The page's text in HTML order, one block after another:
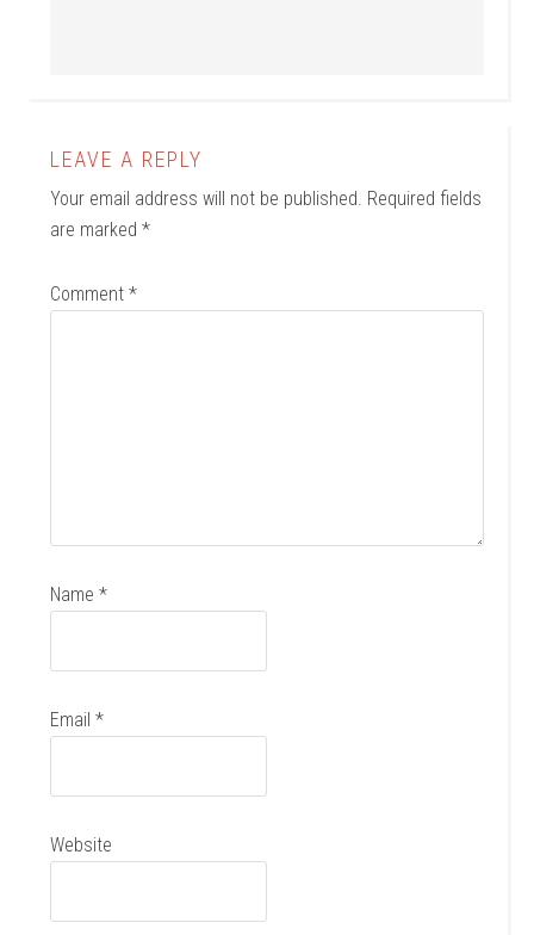
LEAVE A REPLY
Your email address will not be published. Required fields
are marked*
Comment*
Name*
Email*
Website